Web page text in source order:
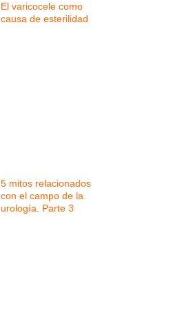
El varicocele como
causa de esterilidad
5 mitos relacionados
con el campo de la
urología. Parte 3